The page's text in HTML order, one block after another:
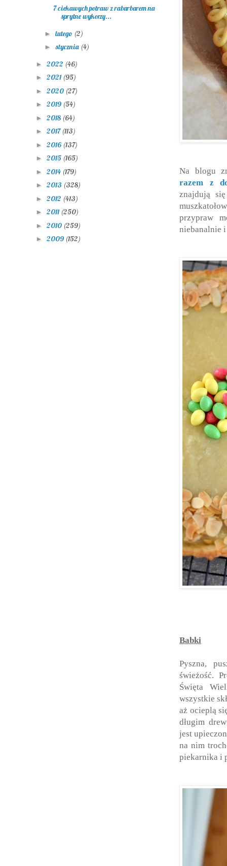
Na blogu
razem z
znajdują
przypraw
niebanalnie
Babki
Pyszna,
świeżość.
Święta
wszystkie
aż ocieplą
długim
jest
na nim
piekarnika i
7 ciekawych potraw z rabarbarem na
sprytne wykorzy...
► lutego (2)
► stycznia (4)
► 2022 (46)
► 2021 (95)
► 2020 (27)
► 2019 (54)
► 2018 (64)
► 2017(113)
► 2016 (137)
► 2015 (165)
► 2014 (179)
► 2013 (328)
► 2012 (413)
► 2011 (250)
► 2010 (259)
► 2009 (152)